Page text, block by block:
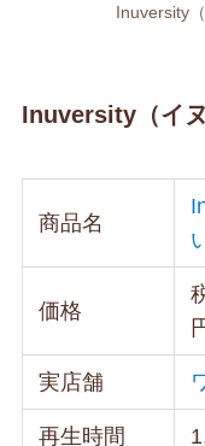
Inuversity
Inuversity（イ
商品名
価格
実店舗
再生時間